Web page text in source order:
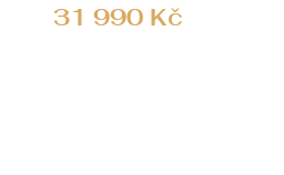
31 990 Kč